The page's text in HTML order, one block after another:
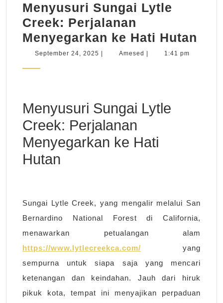
Menyusuri Sungai Lytle
Creek: Perjalanan
Menyegarkan ke Hati Hutan
September 24, 2025 SeptemberAmesed Amesed1:41 pm
Menyusuri Sungai Lytle
Creek: Perjalanan
Menyegarkan ke Hati
Hutan
Sungai Lytle Creek, yang mengalir melalui San
Bernardino National Forest di California,
menawarkan petualangan alam
https://www.lytlecreekca.com/ yang
sempurna untuk siapa saja yang mencari
ketenangan dan keindahan. Jauh dari hiruk
pikuk kota, tempat ini menyajikan perpaduan